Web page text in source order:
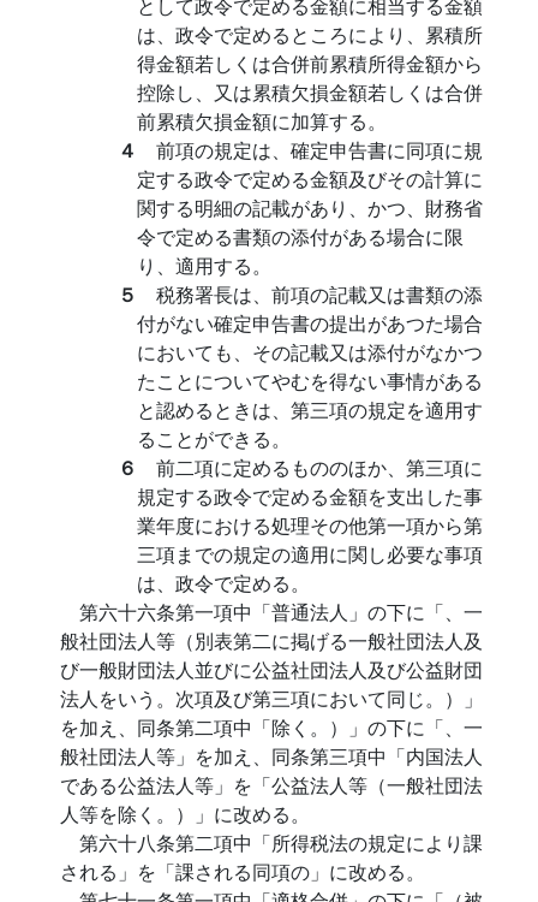
は、政令で定めるところにより、累積所
得金額若しくは合併前累積所得金額から
控除し、又は累積欠損金額若しくは合併
前累積欠損金額に加算する。
４ 前項の規定は、確定申告書に同項に規
定する政令で定める金額及びその計算に
関する明細の記載があり、かつ、財務省
令で定める書類の添付がある場合に限
り、適用する。
５ 税務署長は、前項の記載又は書類の添
付がない確定申告書の提出があつた場合
においても、その記載又は添付がなかつ
たことについてやむを得ない事情がある
と認めるときは、第三項の規定を適用す
ることができる。
６ 前二項に定めるもののほか、第三項に
規定する政令で定める金額を支出した事
業年度における処理その他第一項から第
三項までの規定の適用に関し必要な事項
は、政令で定める。
第六十六条第一項中「普通法人」の下に「、一
般社団法人等（別表第二に掲げる一般社団法人及
び一般財団法人並びに公益社団法人及び公益財団
法人をいう。次項及び第三項において同じ。）」
を加え、同条第二項中「除く。）」の下に「、一
般社団法人等」を加え、同条第三項中「内国法人
である公益法人等」を「公益法人等（一般社団法
人等を除く。）」に改める。
第六十八条第二項中「所得税法の規定により課
される」を「課される同項の」に改める。